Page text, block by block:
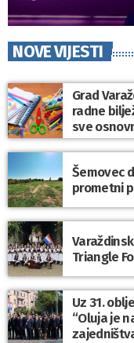
NOVE VIJESTI
Grad
radne
sve
Šemovec
prometni
Triangle
Uz 31.
“Oluja je